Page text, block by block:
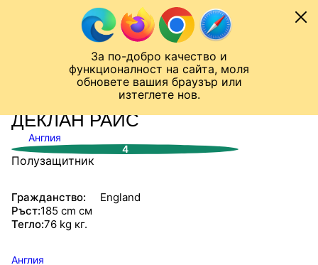
За по-добро качество и
функционалност на сайта, моля
обновете вашия браузър или
изтеглете нов.
Към съдържанието
Лига на Конференциите
СТАТИСТИКИ
ДЕКЛАН РАЙС
Англия
4
Полузащитник
Гражданство:
England
Ръст:185 cm см
Тегло:76 kg кг.
Англия